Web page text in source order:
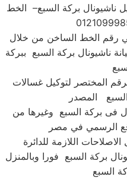
بركة السبع– الخط
رقم الخط الساخن من خلال
ناشيونال بركة السبع ببركة
المختصر لتوكيل غسالات
المصدر
فى بركة السبع وغيرها من
اللازمة للدائرة
بركة السبع فورا وبالمنزل